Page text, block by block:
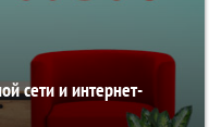
сети и интернет-